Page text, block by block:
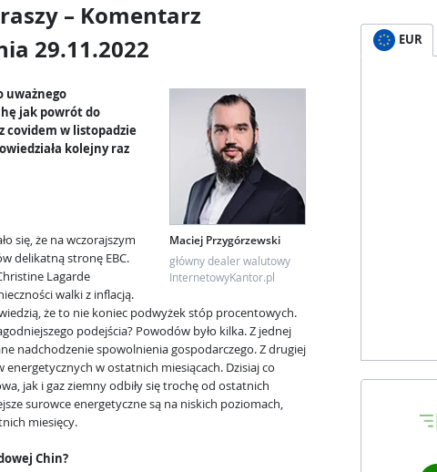
– Komentarz
29.11.2022
Maciej Przygórzewski
główny dealer walutowy
InternetowyKantor.pl
uważnego
jak powrót do
covidem w listopadzie
kolejny raz
się, że na wczorajszym
delikatną stronę EBC.
Lagarde
walki z inflacją.
że to nie koniec podwyżek stóp procentowych.
podejścia? Powodów było kilka. Z jednej
nadchodzenie spowolnienia gospodarczego. Z drugiej
w ostatnich miesiącach. Dzisiaj co
jak i gaz ziemny odbiły się trochę od ostatnich
surowce energetyczne są na niskich poziomach,
miesięcy.
Chin?
EUR